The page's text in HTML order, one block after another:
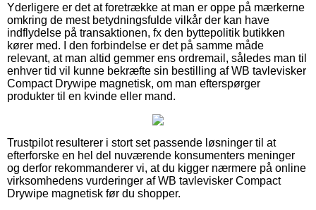
Yderligere er det at foretrække at man er oppe på mærkerne
omkring de mest betydningsfulde vilkår der kan have
indflydelse på transaktionen, fx den byttepolitik butikken
kører med. I den forbindelse er det på samme måde
relevant, at man altid gemmer ens ordremail, således man til
enhver tid vil kunne bekræfte sin bestilling af WB tavlevisker
Compact Drywipe magnetisk, om man efterspørger
produkter til en kvinde eller mand.
Trustpilot resulterer i stort set passende løsninger til at
efterforske en hel del nuværende konsumenters meninger
og derfor rekommanderer vi, at du kigger nærmere på online
virksomhedens vurderinger af WB tavlevisker Compact
Drywipe magnetisk før du shopper.